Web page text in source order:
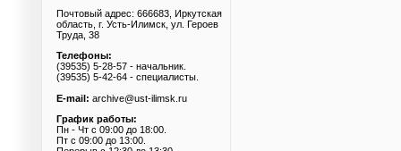
Почтовый адрес: 666683, Иркутская
область, г. Усть-Илимск, ул. Героев
Труда, 38
Телефоны:
(39535) 5-28-57 - начальник.
(39535) 5-42-64 - специалисты.
E-mail: archive@ust-ilimsk.ru
График работы:
Пн - Чт с 09:00 до 18:00.
Пт с 09:00 до 13:00.